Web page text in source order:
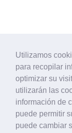
Utilizamos
para recopilar
optimizar su
utilizarán las
información de
puede permitir
puede cambiar